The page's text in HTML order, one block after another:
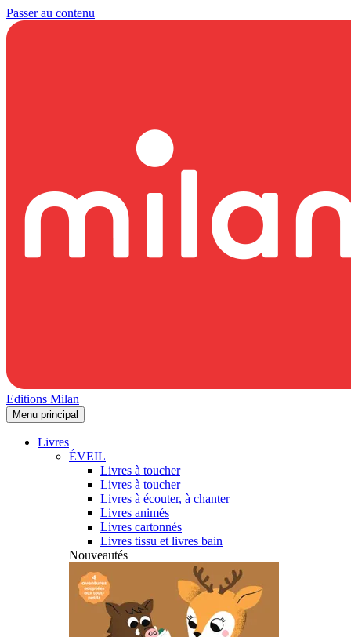
Passer au contenu
Editions Milan
Menu principal
Livres
ÉVEIL
Livres à toucher
Livres à toucher
Livres à écouter, à chanter
Livres animés
Livres cartonnés
Livres tissu et livres bain
Nouveautés